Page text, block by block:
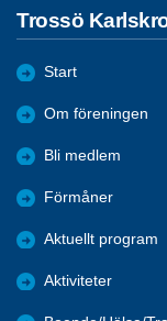
Trossö
Start
Om föreningen
Bli medlem
Förmåner
Aktuellt program
Aktiviteter